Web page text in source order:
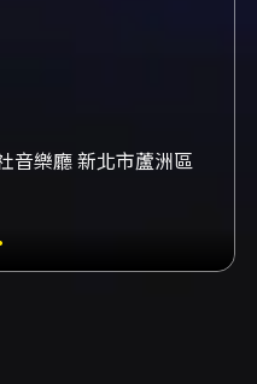
音樂廳 新北市蘆洲區
歷任指揮蔡怡文、歷